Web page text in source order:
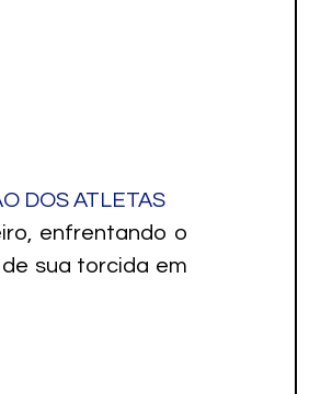
DOS ATLETAS
enfrentando o
sua torcida em